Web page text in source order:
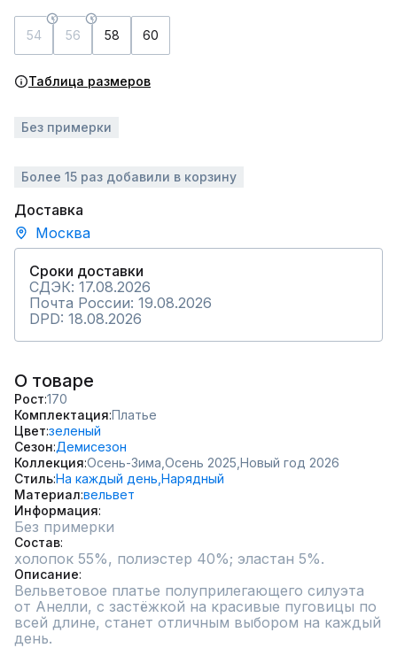
54 56 58 60
Таблица размеров
Без примерки
Более 15 раз добавили в корзину
Доставка
Москва
Сроки доставки
СДЭК: 17.08.2026
Почта России: 19.08.2026
DPD: 18.08.2026
О товаре
Рост 170
Комплектация Платье
Цвет зеленый
Сезон Демисезон
Коллекция Осень-Зима, Осень 2025, Новый год 2026
СтильНа каждый день, Нарядный
Материал вельвет
Информация
Без примерки
Состав
холопок 55%, полиэстер 40%; эластан 5%.
Описание
Вельветовое платье полуприлегающего силуэта
от Анелли, с застёжкой на красивые пуговицы по
всей длине, станет отличным выбором на каждый
день.